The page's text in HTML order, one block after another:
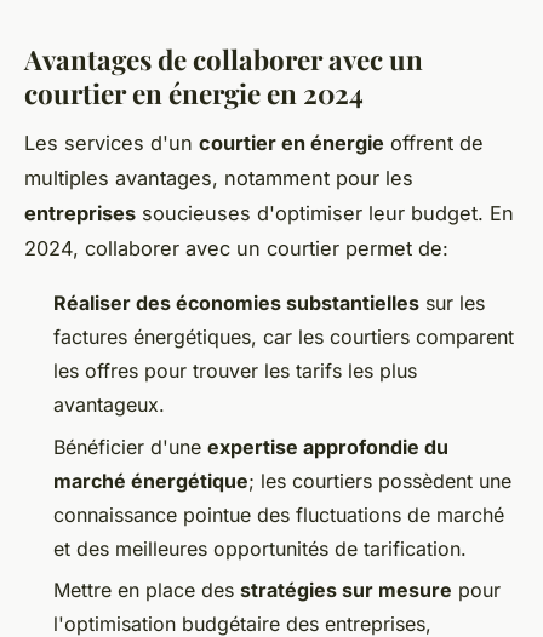
Avantages de collaborer avec un
courtier en énergie en 2024
Les services d'un courtier en énergie offrent de
multiples avantages, notamment pour les
entreprises soucieuses d'optimiser leur budget. En
2024, collaborer avec un courtier permet de:
Réaliser des économies substantielles sur les
factures énergétiques, car les courtiers comparent
les offres pour trouver les tarifs les plus
avantageux.
Bénéficier d'une expertise approfondie du
marché énergétique; les courtiers possèdent une
connaissance pointue des fluctuations de marché
et des meilleures opportunités de tarification.
Mettre en place des stratégies sur mesure pour
l'optimisation budgétaire des entreprises,